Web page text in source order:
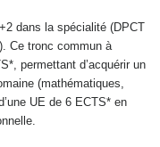
dans la spécialité (DPCT
Ce tronc commun à
*, permettant d’acquérir un
(mathématiques,
UE de 6 ECTS* en